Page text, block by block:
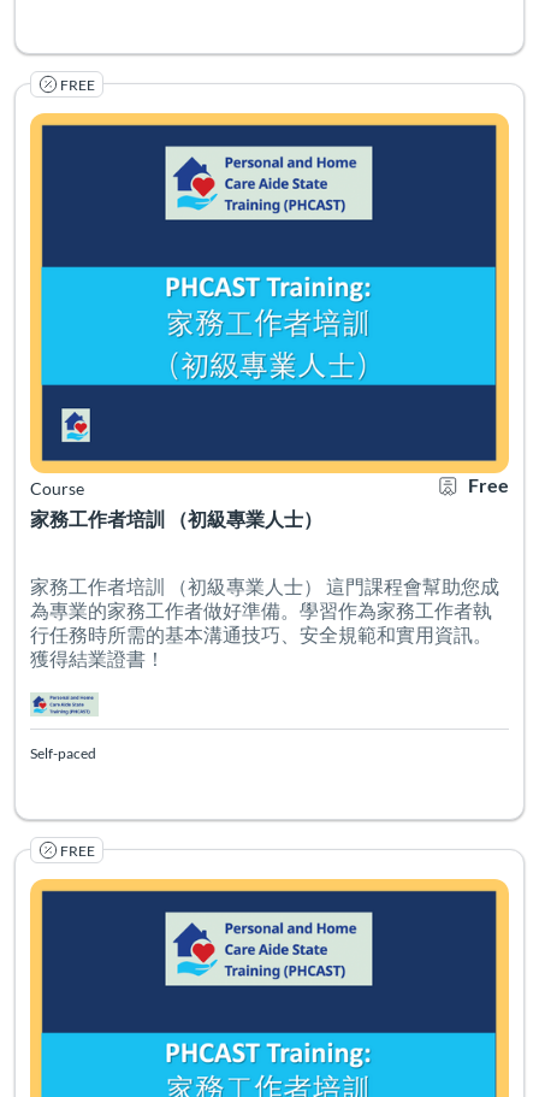
FREE
家務工作者培訓 （初級專業人士）
Course
Certificate
Listing
Free
家務工作者培訓 （初級專業人士） 這門課程會幫助您成
為專業的家務工作者做好準備。學習作為家務工作者執
行任務時所需的基本溝通技巧、安全規範和實用資訊。
獲得結業證書！
Listing Catalog: PHCAST Chinese Cantonese Traditional
Listing Date: Self-paced
Self-paced
FREE Certificate
Listing
Listing Catalog: PHCAST Chinese Mandarin Traditional
Listing Date: Self-paced